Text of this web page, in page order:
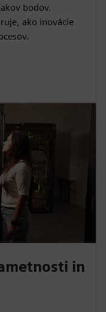
bodov.
ako inovácie
in